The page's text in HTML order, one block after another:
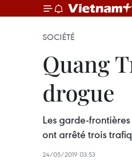
SOCIÉTÉ
Quang
drogue
Les garde-
ont arrêté trois
24/05/2019 03:53